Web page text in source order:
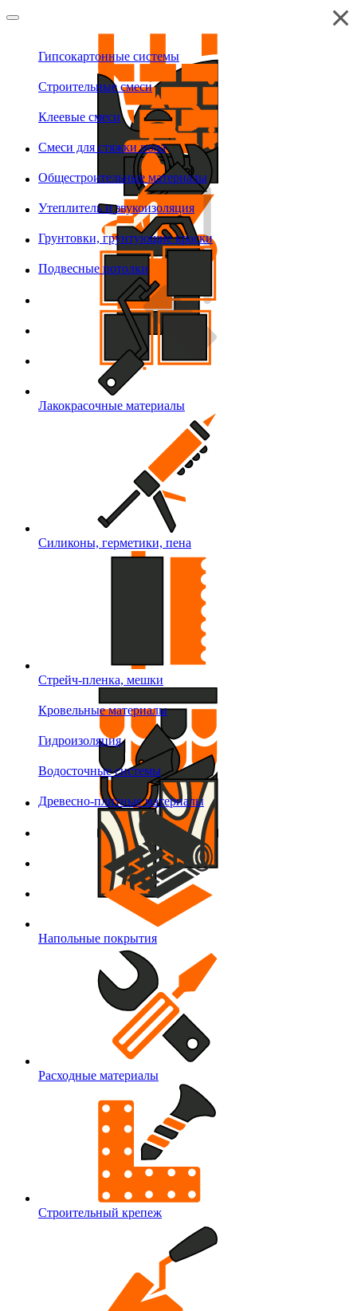
Гипсокартонные системы
Строительные смеси
Клеевые смеси
Смеси для стяжки пола
Общестроительные материалы
Утеплитель и звукоизоляция
Грунтовки, грунтующие краски
Подвесные потолки
Лакокрасочные материалы
Силиконы, герметики, пена
Стрейч-пленка, мешки
Кровельные материалы
Гидроизоляция
Водосточные системы
Древесно-плитные материалы
Напольные покрытия
Расходные материалы
Строительный крепеж